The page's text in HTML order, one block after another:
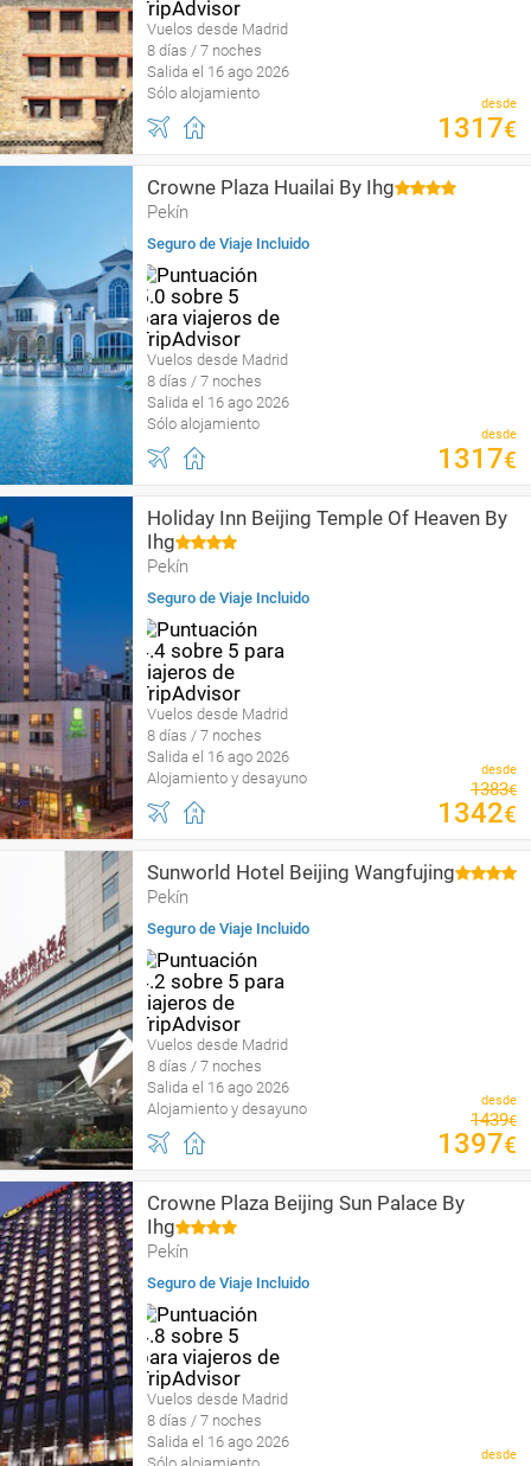
Vuelos desde Madrid
8 días / 7 noches
Salida el 16 ago 2026
Sólo alojamiento
desde
1317€
Crowne Plaza Huailai By Ihg
Pekín
Seguro de Viaje Incluido
Vuelos desde Madrid
8 días / 7 noches
Salida el 16 ago 2026
Sólo alojamiento
desde
1317€
Holiday Inn Beijing Temple Of Heaven By
Ihg
Pekín
Seguro de Viaje Incluido
Vuelos desde Madrid
8 días / 7 noches
Salida el 16 ago 2026
Alojamiento y desayuno
desde
1383€
1342€
Sunworld Hotel Beijing Wangfujing
Pekín
Seguro de Viaje Incluido
Vuelos desde Madrid
8 días / 7 noches
Salida el 16 ago 2026
Alojamiento y desayuno
desde
1439€
1397€
Crowne Plaza Beijing Sun Palace By
Ihg
Pekín
Seguro de Viaje Incluido
Vuelos desde Madrid
8 días / 7 noches
Salida el 16 ago 2026
desde